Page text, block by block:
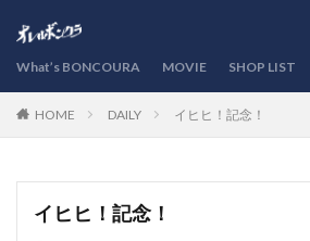
What’s BONCOURA MOVIE SHOP LIST
HOME DAILY イヒヒ！記念！
イヒヒ！記念！
カテゴリー
検索